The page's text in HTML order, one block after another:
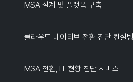
MSA 설계 및 플랫폼 구축
클라우드 네이티브 전환 진단 컨설팅
MSA 전환, IT 현황 진단 서비스